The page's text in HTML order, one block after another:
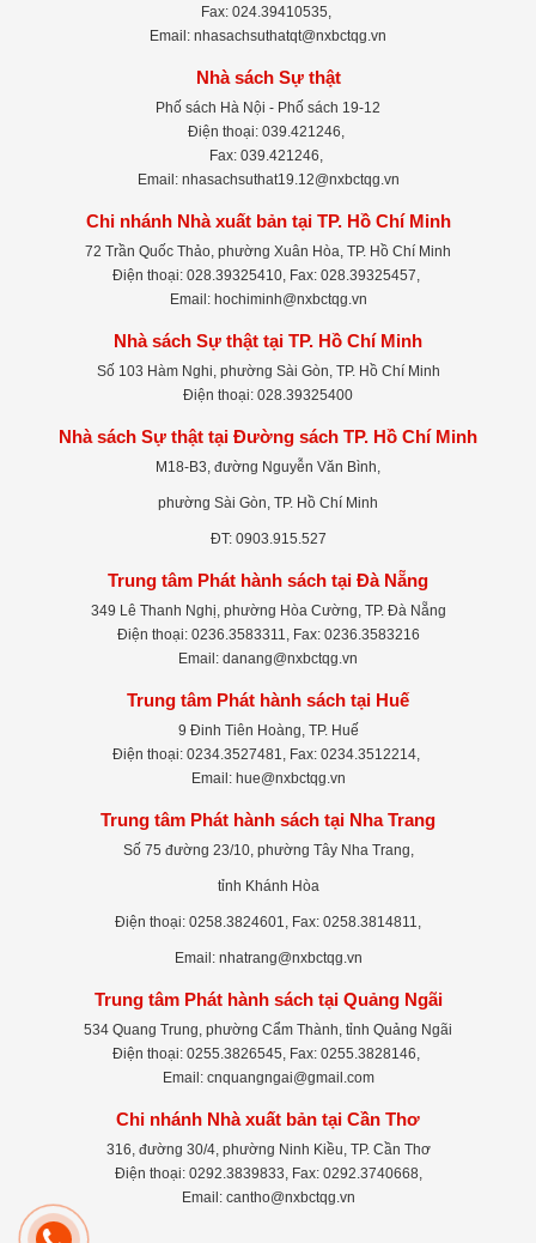
Fax: 024.39410535,
Email: nhasachsuthatqt@nxbctqg.vn
Nhà sách Sự thật
Phố sách Hà Nội - Phố sách 19-12
Điện thoại: 039.421246,
Fax: 039.421246,
Email: nhasachsuthat19.12@nxbctqg.vn
Chi nhánh Nhà xuất bản tại TP. Hồ Chí Minh
72 Trần Quốc Thảo, phường Xuân Hòa, TP. Hồ Chí Minh
Điện thoại: 028.39325410, Fax: 028.39325457,
Email: hochiminh@nxbctqg.vn
Nhà sách Sự thật tại TP. Hồ Chí Minh
Số 103 Hàm Nghi, phường Sài Gòn, TP. Hồ Chí Minh
Điện thoại: 028.39325400
Nhà sách Sự thật tại Đường sách TP. Hồ Chí Minh
M18-B3, đường Nguyễn Văn Bình,
phường Sài Gòn, TP. Hồ Chí Minh
ĐT: 0903.915.527
Trung tâm Phát hành sách tại Đà Nẵng
349 Lê Thanh Nghị, phường Hòa Cường, TP. Đà Nẵng
Điện thoại: 0236.3583311, Fax: 0236.3583216
Email: danang@nxbctqg.vn
Trung tâm Phát hành sách tại Huế
9 Đinh Tiên Hoàng, TP. Huế
Điện thoại: 0234.3527481, Fax: 0234.3512214,
Email: hue@nxbctqg.vn
Trung tâm Phát hành sách tại Nha Trang
Số 75 đường 23/10, phường Tây Nha Trang,
tỉnh Khánh Hòa
Điện thoại: 0258.3824601, Fax: 0258.3814811,
Email: nhatrang@nxbctqg.vn
Trung tâm Phát hành sách tại Quảng Ngãi
534 Quang Trung, phường Cẩm Thành, tỉnh Quảng Ngãi
Điện thoại: 0255.3826545, Fax: 0255.3828146,
Email: cnquangngai@gmail.com
Chi nhánh Nhà xuất bản tại Cần Thơ
316, đường 30/4, phường Ninh Kiều, TP. Cần Thơ
Điện thoại: 0292.3839833, Fax: 0292.3740668,
Email: cantho@nxbctqg.vn